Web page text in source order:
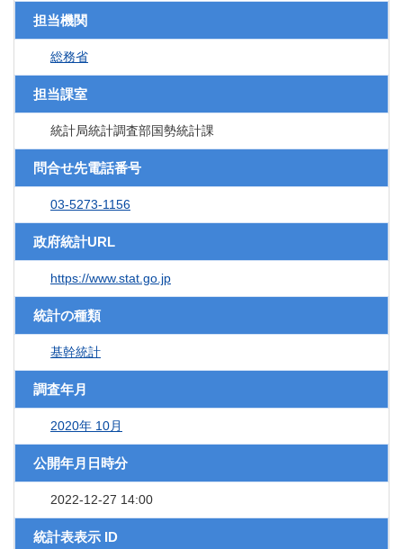
担当機関
総務省
担当課室
統計局統計調査部国勢統計課
問合せ先電話番号
03-5273-1156
政府統計URL
https://www.stat.go.jp
統計の種類
基幹統計
調査年月
2020年 10月
公開年月日時分
2022-12-27 14:00
統計表表示 ID